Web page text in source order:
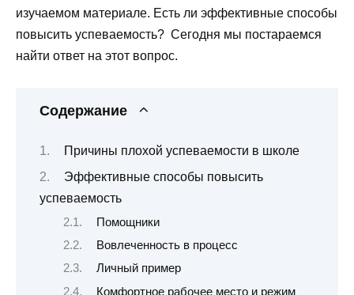
изучаемом материале. Есть ли эффективные способы
повысить успеваемость? Сегодня мы постараемся
найти ответ на этот вопрос.
Содержание
Причины плохой успеваемости в школе
Эффективные способы повысить
успеваемость
Помощники
Вовлеченность в процесс
Личный пример
Комфортное рабочее место и режим